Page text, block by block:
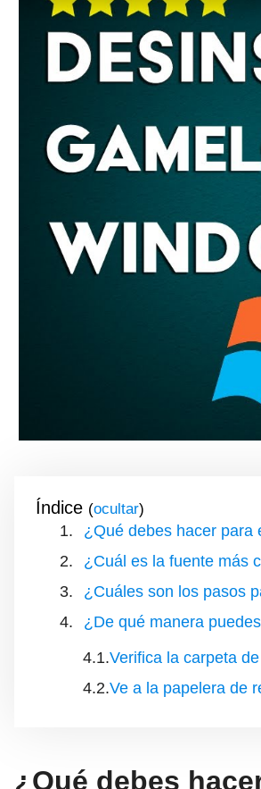
Índice ( )
¿Qué debes hacer para
¿Cuál es la fuente más
¿Cuáles son los pasos
¿De qué manera
Verifica la carpeta
Ve a la papelera de
¿Qué debes